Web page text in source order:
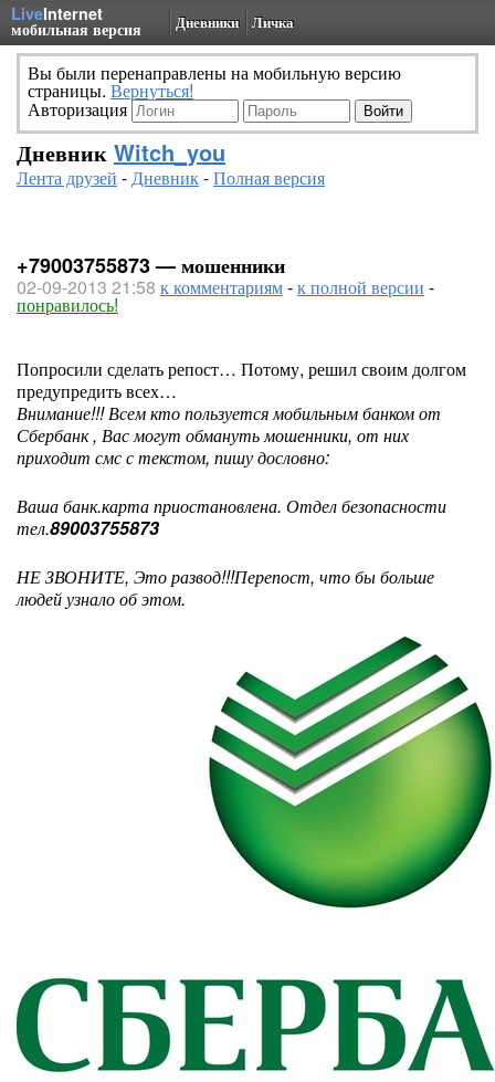
LiveInternet
мобильная версия Дневники Личка
Вы были перенаправлены на мобильную версию
страницы. Вернуться!
Авторизация
Дневник Witch_you
Лента друзей -Дневник-Полная версия
+79003755873 — мошенники
02-09-2013 21:58 к комментариям-к полной версии -
понравилось!
Попросили сделать репост… Потому, решил своим долгом
предупредить всех…
Внимание!!! Всем кто пользуется мобильным банком от
Сбербанк , Вас могут обмануть мошенники, от них
приходит смс с текстом, пишу дословно:
Ваша банк.карта приостановлена. Отдел безопасности
тел.89003755873
НЕ ЗВОНИТЕ, Это развод!!!Перепост, что бы больше
людей узнало об этом.